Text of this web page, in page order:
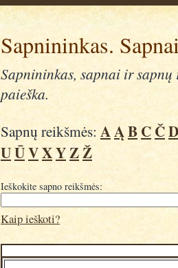
Sapnininkas.
Sapnininkas, sapnai ir
paieška.
Sapnų reikšmės: AĄBCČD
UŪVXYZŽ
Ieškokite sapno reikšmės:
Kaip ieškoti?